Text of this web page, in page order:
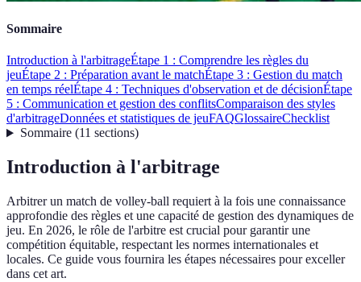
Sommaire
Introduction à l'arbitrageÉtape 1 : Comprendre les règles du
jeuÉtape 2 : Préparation avant le matchÉtape 3 : Gestion du match
en temps réelÉtape 4 : Techniques d'observation et de décisionÉtape
5 : Communication et gestion des conflitsComparaison des styles
d'arbitrageDonnées et statistiques de jeuFAQGlossaireChecklist
Sommaire(11 sections)
Introduction à l'arbitrage
Arbitrer un match de volley-ball requiert à la fois une connaissance
approfondie des règles et une capacité de gestion des dynamiques de
jeu. En 2026, le rôle de l'arbitre est crucial pour garantir une
compétition équitable, respectant les normes internationales et
locales. Ce guide vous fournira les étapes nécessaires pour exceller
dans cet art.